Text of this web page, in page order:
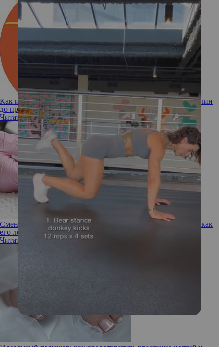
Как избавиться от трещин на пятках — полный гид: от причин
до профилактики
Читать полностью
Сменил ориентацию: почему появляется вросший ноготь и как
его лечить
Читать полностью